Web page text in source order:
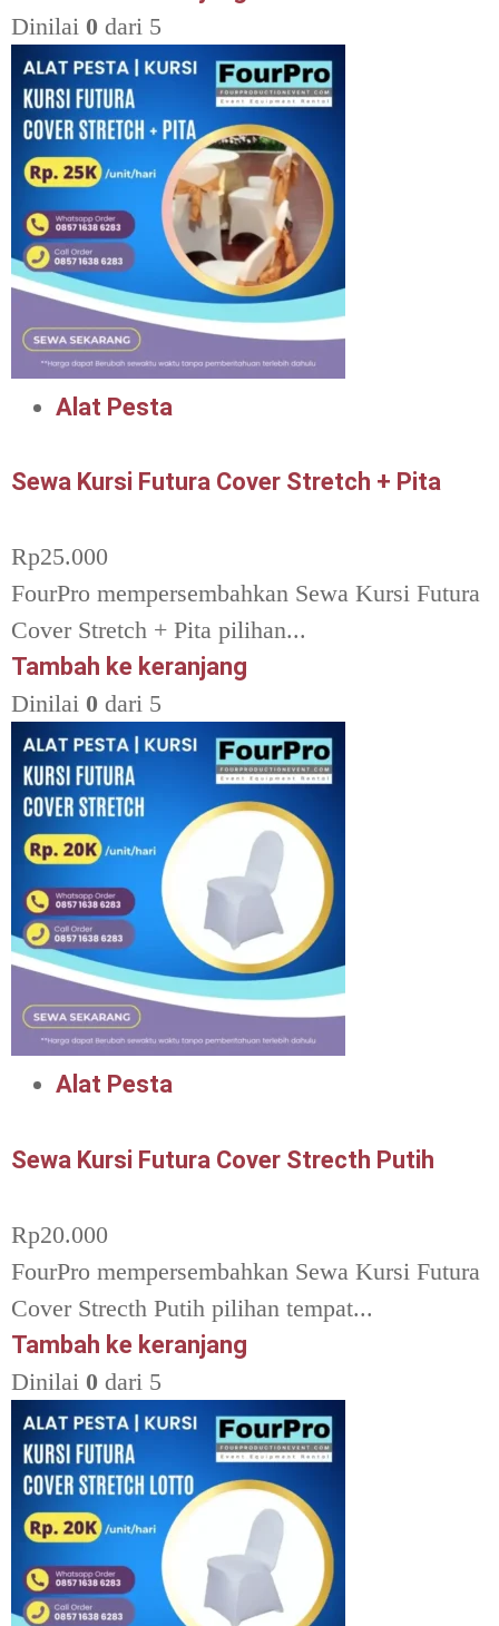
Dinilai 0 dari 5
Alat Pesta
Sewa Kursi Futura Cover Stretch + Pita
Rp25.000
FourPro mempersembahkan Sewa Kursi Futura
Cover Stretch + Pita pilihan...
Tambah ke keranjang
Dinilai 0 dari 5
Alat Pesta
Sewa Kursi Futura Cover Strecth Putih
Rp20.000
FourPro mempersembahkan Sewa Kursi Futura
Cover Strecth Putih pilihan tempat...
Tambah ke keranjang
Dinilai 0 dari 5